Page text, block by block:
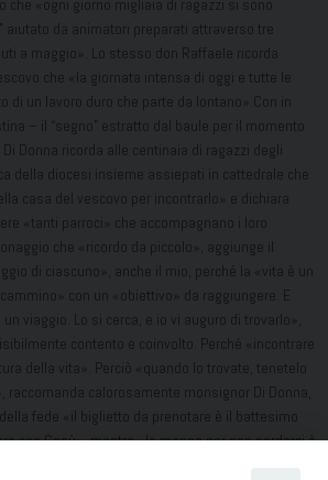
che «ogni giorno migliaia di ragazzi si sono
aiutato da animatori preparati attraverso tre
a maggio». Lo stesso don Raffaele ricorda
che «la giornata intensa di oggi e tutte le
di un lavoro duro che parte da lontano».Con in
– il “segno” estratto dal baule per il momento
Donna ricorda alle centinaia di ragazzi degli
della diocesi insieme assiepati in cattedrale che
casa del vescovo per incontrarlo» e dichiara
«tanti parroci» che accompagnano i loro
che «ricordo da piccolo», aggiunge il
di ciascuno», anche il mio, perché la «vita è un
con un «obiettivo» da raggiungere. E
un viaggio. Lo si cerca, e io vi auguro di trovarlo»,
contento e coinvolto. Perché «incontrare
della vita». Perciò «quando lo trovate, tenetelo
raccomanda calorosamente monsignor Di Donna,
fede «il biglietto da prenotare è il battesimo
con Gesù», mentre «la mappa per non perderci è